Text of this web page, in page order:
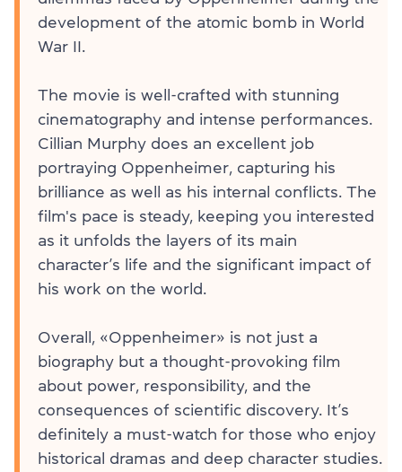
development of the atomic bomb in World
War II.
The movie is well-crafted with stunning
cinematography and intense performances.
Cillian Murphy does an excellent job
portraying Oppenheimer, capturing his
brilliance as well as his internal conflicts. The
film's pace is steady, keeping you interested
as it unfolds the layers of its main
character’s life and the significant impact of
his work on the world.
Overall, «Oppenheimer» is not just a
biography but a thought-provoking film
about power, responsibility, and the
consequences of scientific discovery. It’s
definitely a must-watch for those who enjoy
historical dramas and deep character studies.